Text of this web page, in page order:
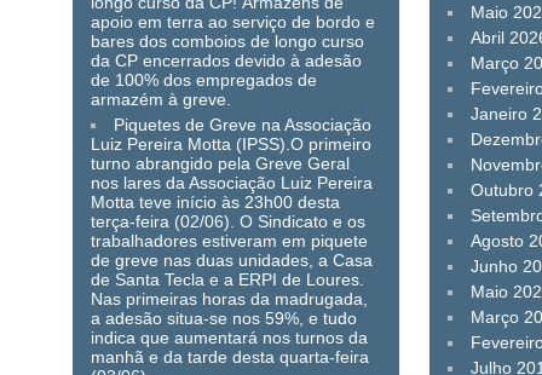
apoio em terra ao serviço de bordo e
bares dos comboios de longo curso
da CP encerrados devido à adesão
de 100% dos empregados de
armazém à greve.
Piquetes de Greve na Associação
Luiz Pereira Motta (IPSS).O primeiro
turno abrangido pela Greve Geral
nos lares da Associação Luiz Pereira
Motta teve início às 23h00 desta
terça-feira (02/06). O Sindicato e os
trabalhadores estiveram em piquete
de greve nas duas unidades, a Casa
de Santa Tecla e a ERPI de Loures.
Nas primeiras horas da madrugada,
a adesão situa-se nos 59%, e tudo
indica que aumentará nos turnos da
manhã e da tarde desta quarta-feira
Maio
Abril
Março
Janeiro
Outubro
Agosto
Junho
Maio
Março
Julho